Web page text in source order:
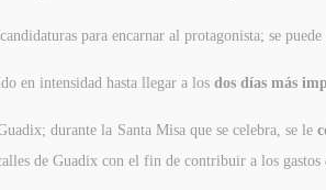
para encarnar al protagonista; se
en intensidad hasta llegar a los dos días más
durante la Santa Misa que se celebra, se le
de Guadix con el fin de contribuir a los gastos